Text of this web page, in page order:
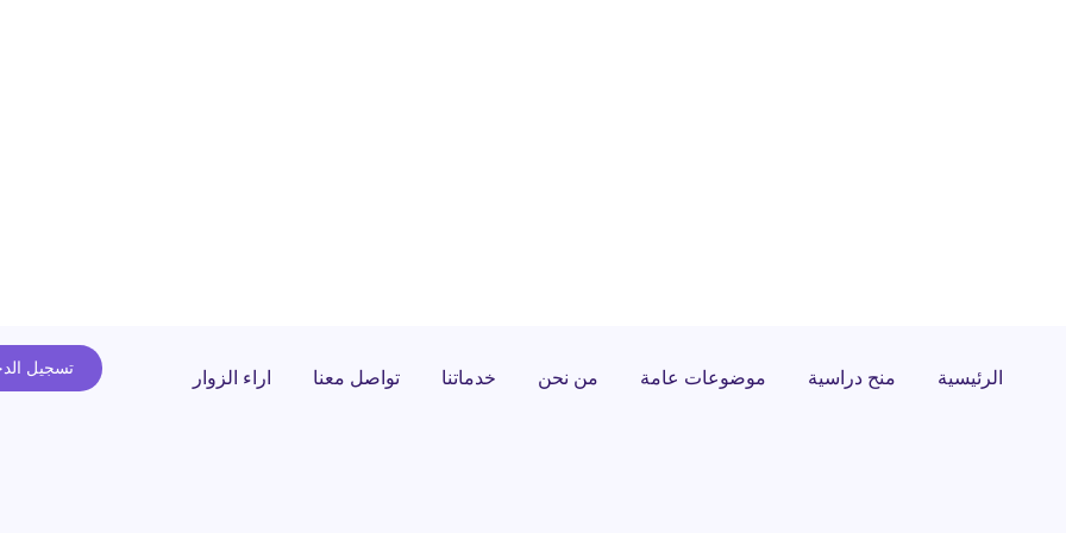
تسجيل الرئيسية منح دراسية موضوعات عامة من نحن خدماتنا تواصل معنا اراء الزوار